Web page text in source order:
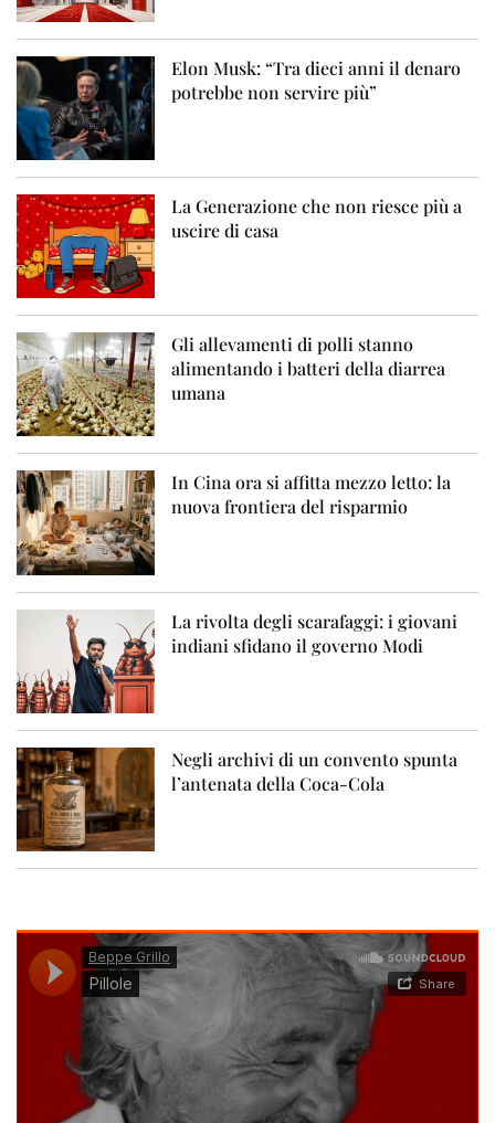
Elon Musk: “Tra dieci anni il denaro
potrebbe non servire più”
La Generazione che non riesce più a
uscire di casa
Gli allevamenti di polli stanno
alimentando i batteri della diarrea
umana
In Cina ora si affitta mezzo letto: la
nuova frontiera del risparmio
La rivolta degli scarafaggi: i giovani
indiani sfidano il governo Modi
Negli archivi di un convento spunta
l’antenata della Coca-Cola